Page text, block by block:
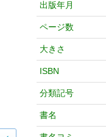
出版年月
ページ数
大きさ
ISBN
分類記号
書名